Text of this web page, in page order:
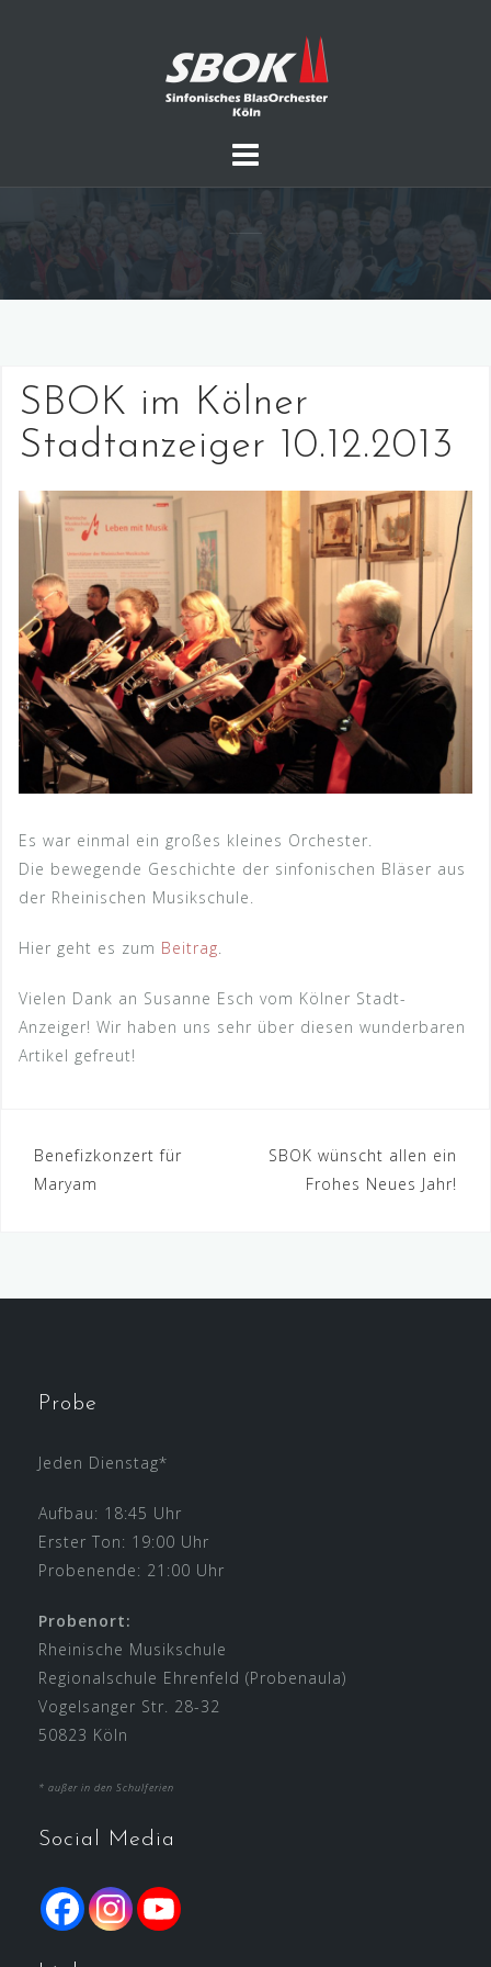
SBOK im Kölner
Stadtanzeiger 10.12.2013
Es war einmal ein großes kleines Orchester.
Die bewegende Geschichte der sinfonischen Bläser aus
der Rheinischen Musikschule.
Hier geht es zum Beitrag
Vielen Dank an Susanne Esch vom Kölner Stadt-
Anzeiger! Wir haben uns sehr über diesen wunderbaren
Artikel gefreut!
Beitragsnavigation
Benefizkonzert für
Maryam
SBOK wünscht allen ein
Frohes Neues Jahr!
Probe
Jeden Dienstag*
Aufbau: 18:45 Uhr
Erster Ton: 19:00 Uhr
Probenende: 21:00 Uhr
Probenort:
Rheinische Musikschule
Regionalschule Ehrenfeld (Probenaula)
Vogelsanger Str. 28-32
50823 Köln
* außer in den Schulferien
Social Media